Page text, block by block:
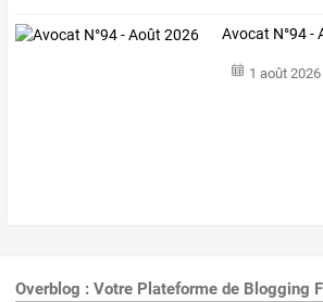
Avocat N°94 -
1 août 2026
Overblog : Votre Plateforme de Blogging